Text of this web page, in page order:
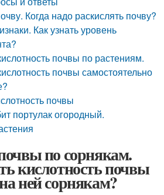
Когда надо раскислять почву?
Как узнать уровень
почвы по растениям.
почвы самостоятельно
почвы
портулак огородный.
по сорнякам.
кислотность почвы
ней сорнякам?